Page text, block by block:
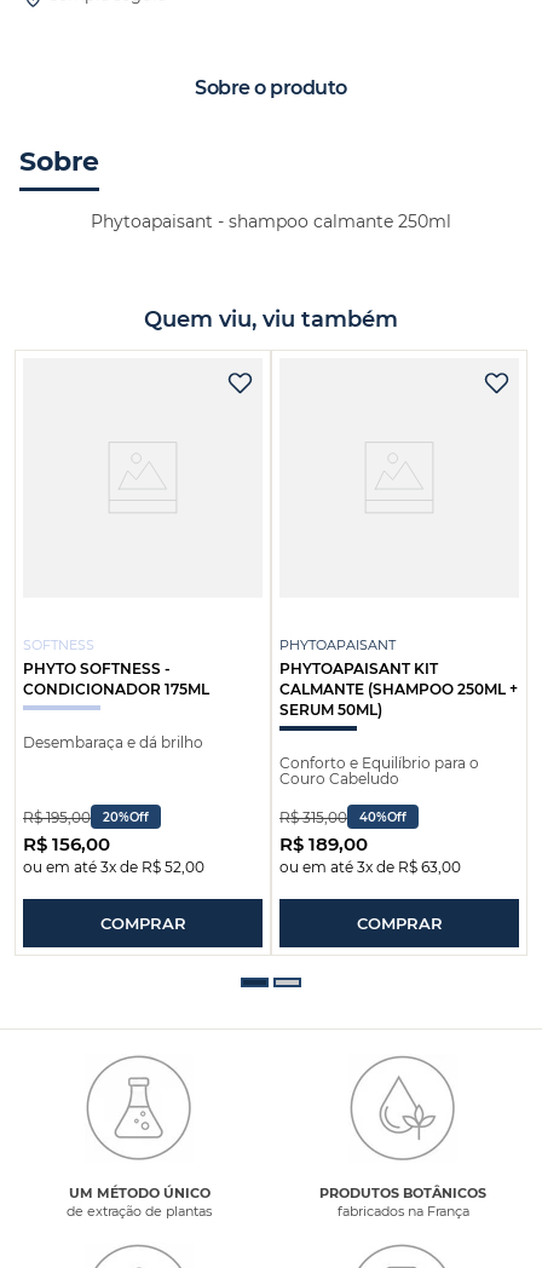
Sobre o produto
Sobre
Phytoapaisant - shampoo calmante 250ml
Quem viu, viu também
SOFTNESS
PHYTO SOFTNESS -
CONDICIONADOR 175ML
Desembaraça e dá brilho
R$ 195,00 20%Off
R$ 156,00
ou em até 3x de R$ 52,00
COMPRAR
PHYTOAPAISANT
PHYTOAPAISANT KIT
CALMANTE (SHAMPOO 250ML +
SERUM 50ML)
Conforto e Equilíbrio para o
Couro Cabeludo
R$ 315,00 40%Off
R$ 189,00
ou em até 3x de R$ 63,00
COMPRAR
UM MÉTODO ÚNICO
de extração de plantas
PRODUTOS BOTÂNICOS
fabricados na França